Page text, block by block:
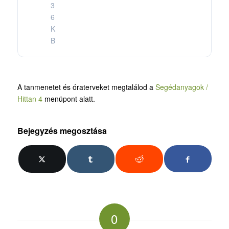
3
6
K
B
A tanmenetet és óraterveket megtalálod a Segédanyagok /
Hittan 4menüpont alatt.
Bejegyzés megosztása
0